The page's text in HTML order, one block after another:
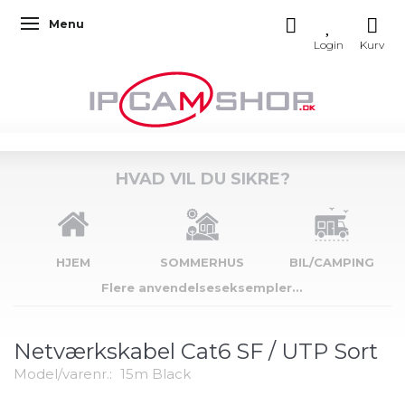
Skifte navigation
Menu
HVAD VIL DU SIKRE?
HJEM SOMMERHUS
BIL/CAMPING
Flere anvendelseseksempler...
Netværkskabel Cat6 SF / UTP Sort
Model/varenr.: 15m Black